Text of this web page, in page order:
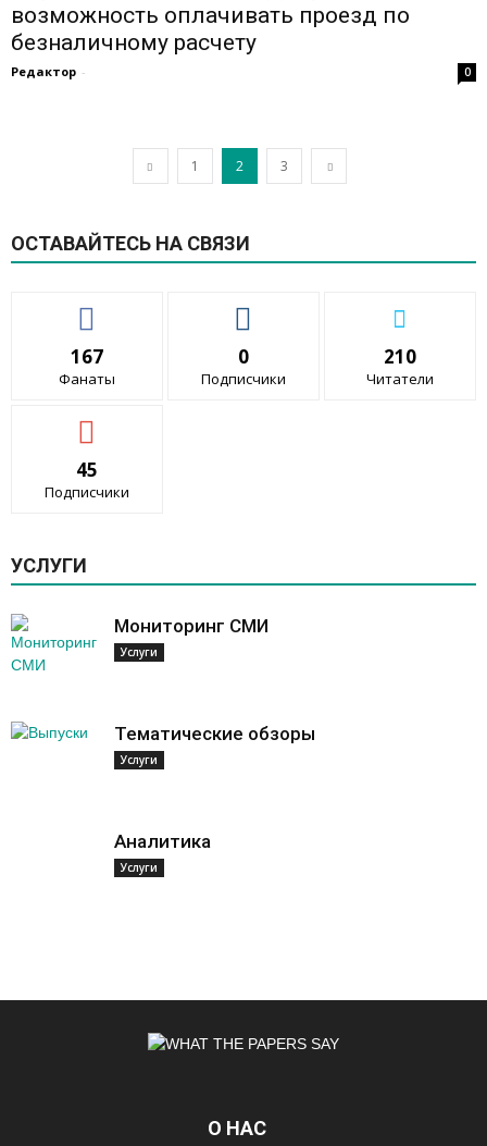
возможность оплачивать проезд по
безналичному расчету
Редактор - 0
1 2 3
ОСТАВАЙТЕСЬ НА СВЯЗИ
167
Фанаты
0
Подписчики
210
Читатели
45
Подписчики
УСЛУГИ
Мониторинг СМИ
Услуги
Тематические обзоры
Услуги
Аналитика
Услуги
О НАС